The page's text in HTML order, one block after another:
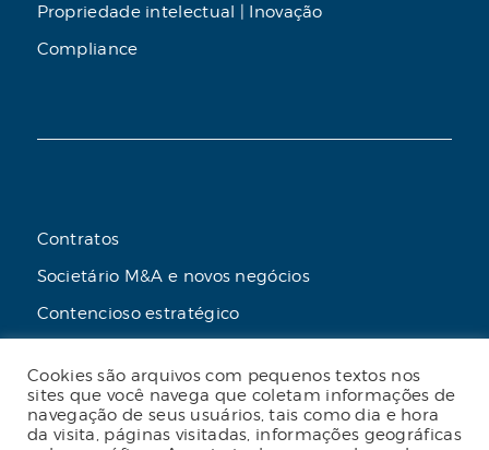
Propriedade intelectual | Inovação
Compliance
Contratos
Societário M&A e novos negócios
Contencioso estratégico
Advogado online
Planos de assessoria mensal
Cookies são arquivos com pequenos textos nos
sites que você navega que coletam informações de
navegação de seus usuários, tais como dia e hora
da visita, páginas visitadas, informações geográficas